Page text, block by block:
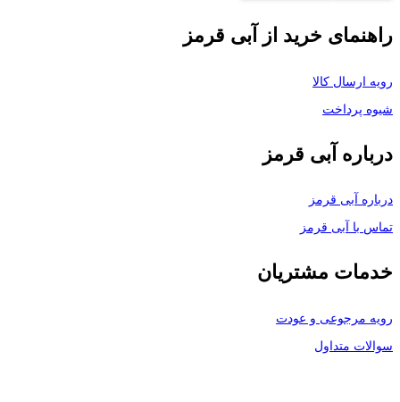
راهنمای خرید از آبی قرمز
رویه ارسال کالا
شیوه پرداخت
درباره آبی قرمز
درباره آبی قرمز
تماس با آبی قرمز
خدمات مشتریان
رویه مرجوعی و عودت
سوالات متداول